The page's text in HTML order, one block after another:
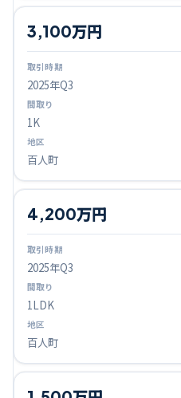
2025年Q3
3,100万円
1K
百人町
2025年Q3
4,200万円
1LDK
百人町